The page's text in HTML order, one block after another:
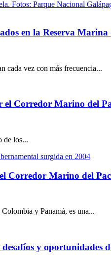
en la Reserva Marina
cada vez con más frecuencia...
el Corredor Marino del
de los...
Corredor Marino del
y Panamá, es una...
y